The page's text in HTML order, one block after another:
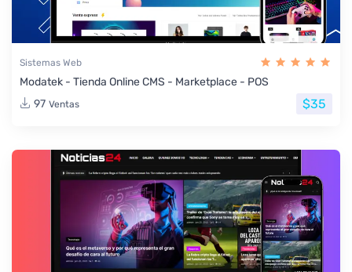
Sistemas Web
Modatek - Tienda Online CMS - Marketplace - POS
97 Ventas $35